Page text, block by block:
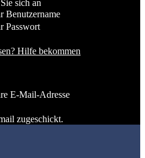
sich an
Benutzername
Passwort
Hilfe bekommen
E-Mail-Adresse
zugeschickt.